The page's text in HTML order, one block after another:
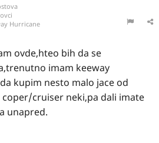
Hurricane
ovde,hteo bih da se
imam keeway
kupim nesto malo jace od
coper/cruiser neki,pa dali imate
unapred.